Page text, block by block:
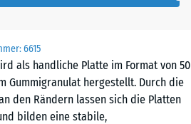
6615
als handliche Platte im Format von 50
Gummigranulat hergestellt. Durch die
den Rändern lassen sich die Platten
bilden eine stabile,